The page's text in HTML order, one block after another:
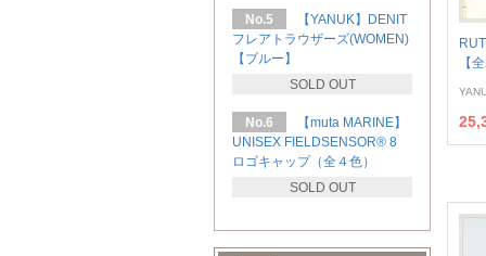
【
No.5
【YANUK】DENIT
フレアトラウザーズ(WOMEN)
【ブルー】
SOLD OUT
No.6
【muta MARINE】
UNISEX FIELDSENSOR®︎ 8
ロゴキャップ（全４色）
SOLD OUT